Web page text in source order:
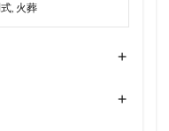
, 火葬
+
+